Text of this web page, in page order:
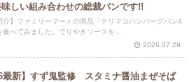
味しい組み合わせの総裁パンです!!
介】ファミリーマートの商品「テリマヨハンバーグパン4
食べてみました。てりやきソースを...
2026.07.29
最新】すず鬼監修 スタミナ醤油まぜそば